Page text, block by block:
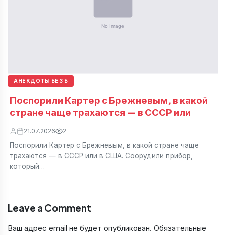
АНЕКДОТЫ БЕЗ Б
Поспорили Картер с Брежневым, в какой
стране чаще трахаются — в СССР или
21.07.2026 2
Поспорили Картер с Брежневым, в какой стране чаще
трахаются — в СССР или в США. Соорудили прибор,
который…
Leave a Comment
Ваш адрес email не будет опубликован. Обязательные